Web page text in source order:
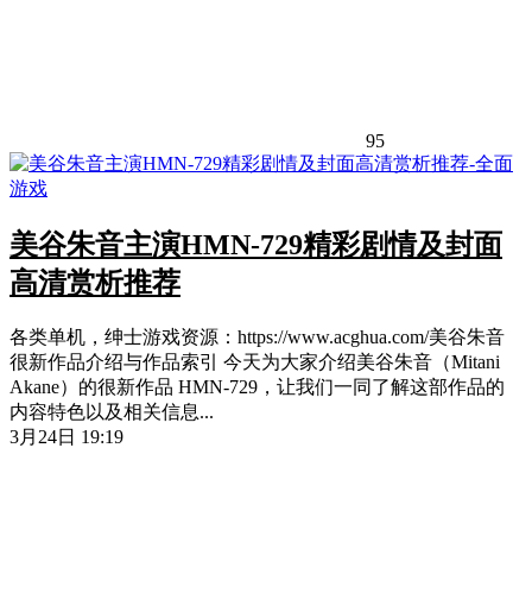
95
美谷朱音主演HMN-729精彩剧情及封面
高清赏析推荐
各类单机，绅士游戏资源：https://www.acghua.com/美谷朱音
很新作品介绍与作品索引 今天为大家介绍美谷朱音（Mitani
Akane）的很新作品 HMN-729，让我们一同了解这部作品的
内容特色以及相关信息...
3月24日 19:19